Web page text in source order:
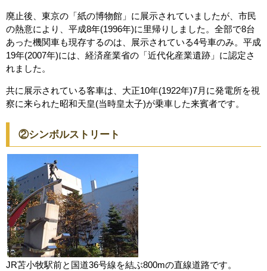
廃止後、東京の「紙の博物館」に展示されていましたが、市民
の熱意により、平成8年(1996年)に里帰りしました。全部で8台
あった機関車も現存するのは、展示されている4号車のみ。平成
19年(2007年)には、経済産業省の「近代化産業遺跡」に認定さ
れました。
共に展示されている客車は、大正10年(1922年)7月に発電所を視
察に来られた昭和天皇(当時皇太子)が乗車した来賓者です。
②シンボルストリート
JR苫小牧駅前と国道36号線を結ぶ800mの直線道路です。